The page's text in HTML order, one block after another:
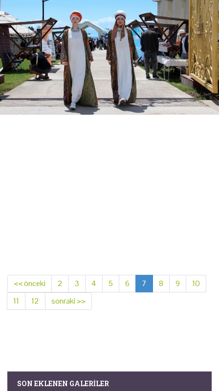
<< önceki 2 3 4 5 6 7 8 9
10
11
12 sonraki >>
SON EKLENEN GALERILER